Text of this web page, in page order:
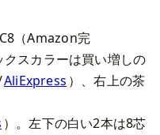
（Amazon完
クスカラーは買い増しの
AliExpress ）、右上の茶
）。左下の白い2本は8芯